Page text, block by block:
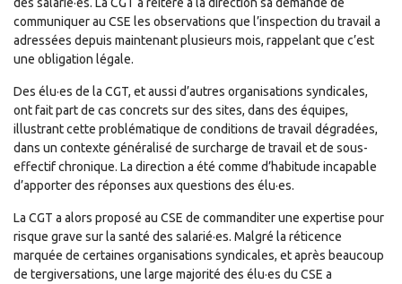
communiquer au CSE les observations que l’inspection du travail a
adressées depuis maintenant plusieurs mois, rappelant que c’est
une obligation légale.
Des élu·es de la CGT, et aussi d’autres organisations syndicales,
ont fait part de cas concrets sur des sites, dans des équipes,
illustrant cette problématique de conditions de travail dégradées,
dans un contexte généralisé de surcharge de travail et de sous-
effectif chronique. La direction a été comme d’habitude incapable
d’apporter des réponses aux questions des élu·es.
La CGT a alors proposé au CSE de commanditer une expertise pour
risque grave sur la santé des salarié·es. Malgré la réticence
marquée de certaines organisations syndicales, et après beaucoup
de tergiversations, une large majorité des élu·es du CSE a